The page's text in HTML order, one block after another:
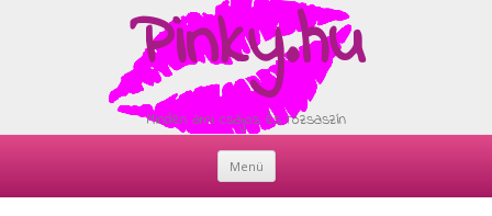
Pinky.hu
Minden ami csajos és rózsaszín
Menü
Skip